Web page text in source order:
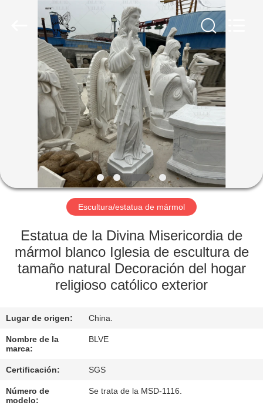
HOGAR
PRODUCTOS
SOBRE
NOSOTROS
VIAJE
FÁBRICA
CONTROL
CALIDAD
MAPA
DEL
SITIO
Escultura/estatua de mármol
Estatua de la Divina Misericordia de
mármol blanco Iglesia de escultura de
tamaño natural Decoración del hogar
religioso católico exterior
Lugar de origen: China.
Nombre de la
marca:
BLVE
Certificación: SGS
Número de
modelo:
Se trata de la MSD-1116.